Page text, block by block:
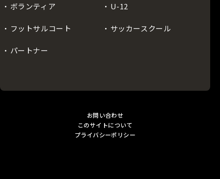
ボランティア
フットサルコート
パートナー
U-12
サッカースクール
お問い合わせ
このサイトについて
プライバシーポリシー